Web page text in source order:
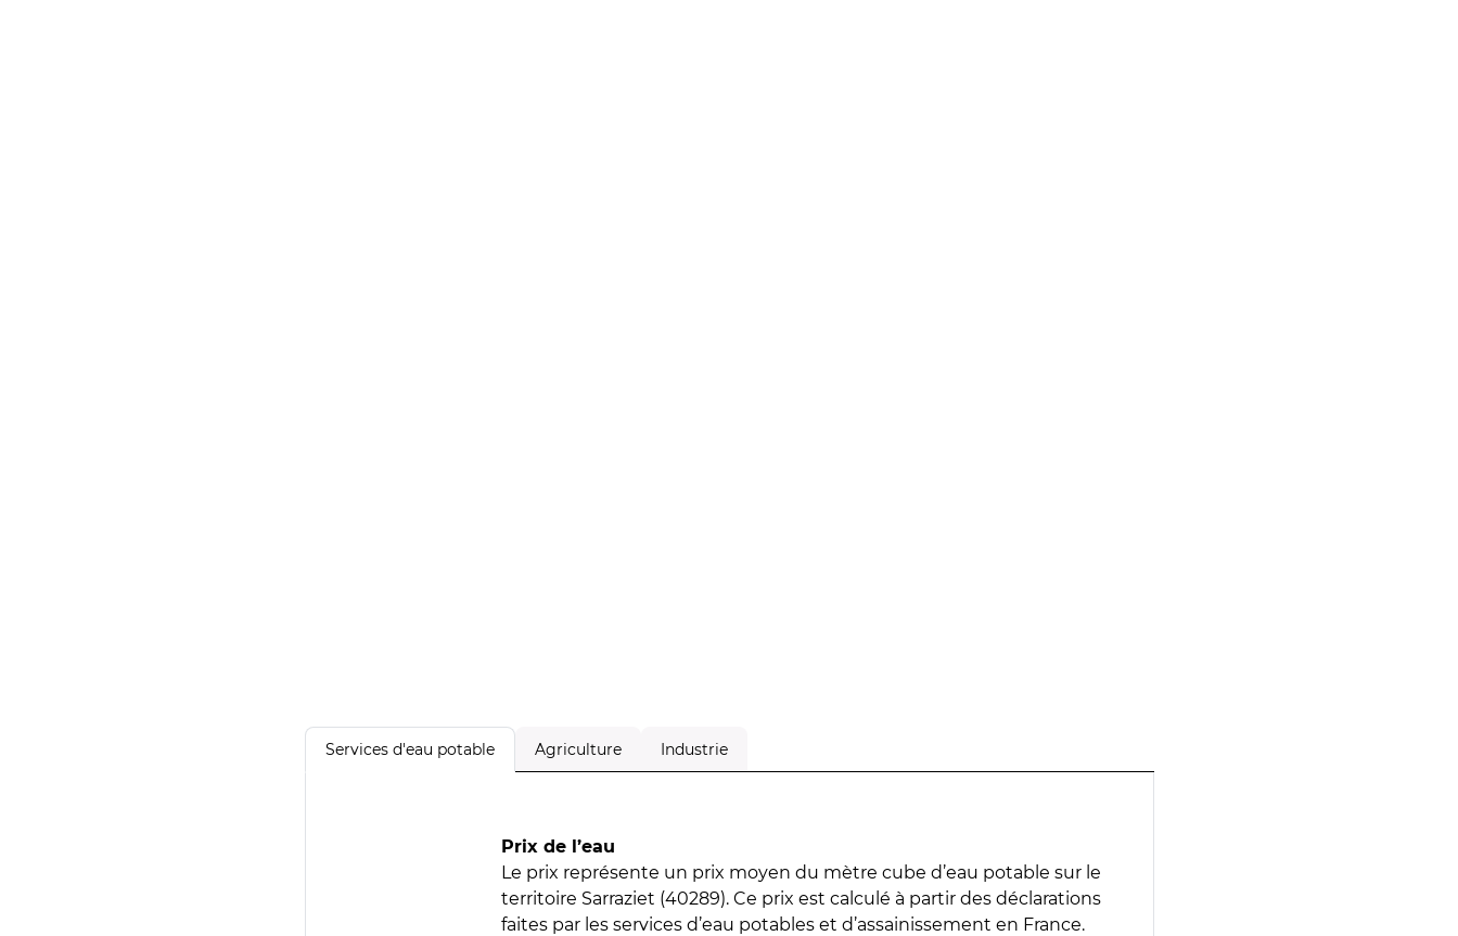
Services d'eau potable Agriculture Industrie
Prix de l’eau
Le prix représente un prix moyen du mètre cube d’eau potable sur le
territoire Sarraziet (40289). Ce prix est calculé à partir des déclarations
faites par les services d’eau potables et d’assainissement en France.